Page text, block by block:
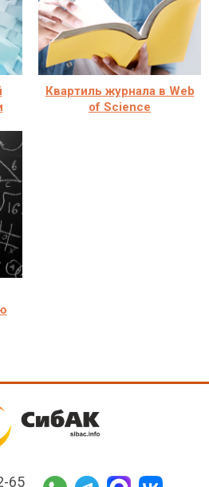
Квартиль журнала в Web
of Science
65